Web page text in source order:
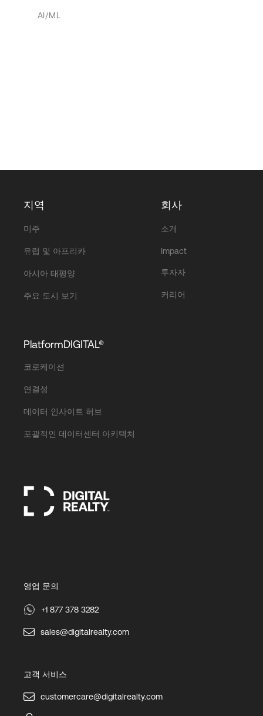
AI/ML
지역
미주
유럽 및 아프리카
아시아 태평양
주요 도시 보기
회사
소개
Impact
투자자
커리어
PlatformDIGITAL®
코로케이션
연결성
데이터 인사이트 허브
포괄적인 데이터센터 아키텍처
영업 문의
+1 877 378 3282
sales@digitalrealty.com
고객 서비스
customercare@digitalrealty.com